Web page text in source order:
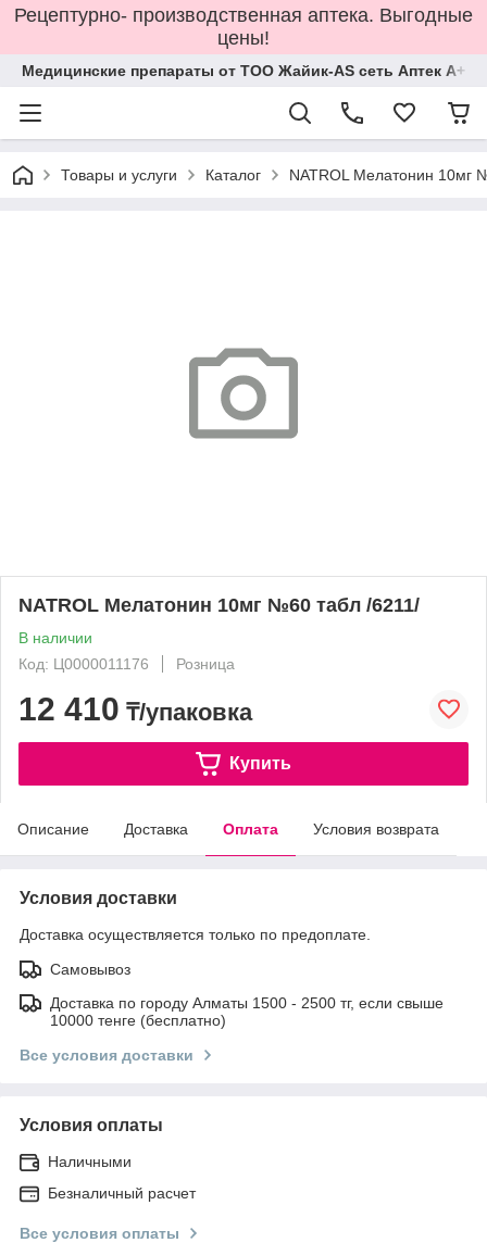
Рецептурно- производственная аптека. Выгодные
цены!
Медицинские препараты от ТОО Жайик-AS сеть Аптек А+
Товары и услуги Каталог NATROL Мелатонин 10мг
NATROL Мелатонин 10мг №60 табл /6211/
В наличии
Код: Ц0000011176
Розница
12 410 ₸/упаковка
Купить
Описание Доставка Оплата Условия возврата
Условия доставки
Доставка осуществляется только по предоплате.
Самовывоз
Доставка по городу Алматы 1500 - 2500 тг, если свыше
10000 тенге (бесплатно)
Все условия доставки
Условия оплаты
Наличными
Безналичный расчет
Все условия оплаты